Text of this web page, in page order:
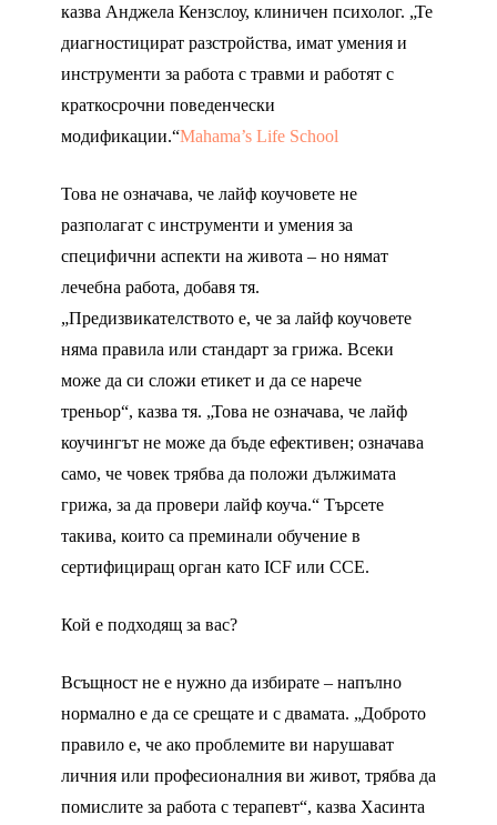
казва Анджела Кензслоу, клиничен психолог. „Те
диагностицират разстройства, имат умения и
инструменти за работа с травми и работят с
краткосрочни поведенчески
модификации.“Mahama’s Life School
Това не означава, че лайф коучовете не
разполагат с инструменти и умения за
специфични аспекти на живота – но нямат
лечебна работа, добавя тя.
„Предизвикателството е, че за лайф коучовете
няма правила или стандарт за грижа. Всеки
може да си сложи етикет и да се нарече
треньор“, казва тя. „Това не означава, че лайф
коучингът не може да бъде ефективен; означава
само, че човек трябва да положи дължимата
грижа, за да провери лайф коуча.“ Търсете
такива, които са преминали обучение в
сертифициращ орган като ICF или CCE.
Кой е подходящ за вас?
Всъщност не е нужно да избирате – напълно
нормално е да се срещате и с двамата. „Доброто
правило е, че ако проблемите ви нарушават
личния или професионалния ви живот, трябва да
помислите за работа с терапевт“, казва Хасинта